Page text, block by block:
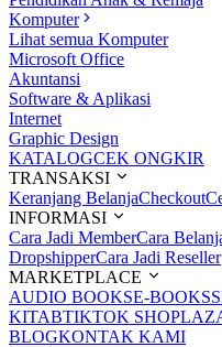
Komputer
Lihat semua Komputer
Microsoft Office
Akuntansi
Software & Aplikasi
Internet
Graphic Design
KATALOGCEK ONGKIR
TRANSAKSI
Keranjang BelanjaCheckout
INFORMASI
Cara Jadi MemberCara
DropshipperCara Jadi Reseller
MARKETPLACE
AUDIO BOOKSE-BOOKS
KITABTIKTOK SHOP
BLOGKONTAK KAMI